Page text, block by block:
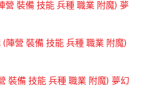
營 裝備 技能 兵種 職業 附魔) 夢
陣營 裝備 技能 兵種 職業 附魔)
裝備 技能 兵種 職業 附魔) 夢幻